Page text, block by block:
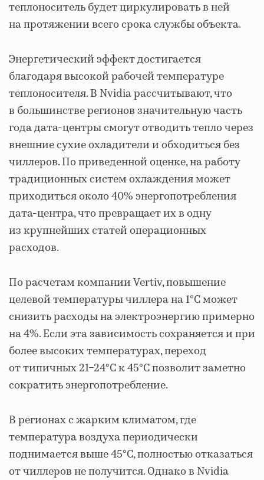
теплоноситель будет циркулировать в ней
на протяжении всего срока службы объекта.
Энергетический эффект достигается
благодаря высокой рабочей температуре
теплоносителя. В Nvidia рассчитывают, что
в большинстве регионов значительную часть
года дата-центры смогут отводить тепло через
внешние сухие охладители и обходиться без
чиллеров. По приведенной оценке, на работу
традиционных систем охлаждения может
приходиться около 40% энергопотребления
дата-центра, что превращает их в одну
из крупнейших статей операционных
расходов.
По расчетам компании Vertiv, повышение
целевой температуры чиллера на 1°C может
снизить расходы на электроэнергию примерно
на 4%. Если эта зависимость сохраняется и при
более высоких температурах, переход
от типичных 21−24°C к 45°C позволит заметно
сократить энергопотребление.
В регионах с жарким климатом, где
температура воздуха периодически
поднимается выше 45°C, полностью отказаться
от чиллеров не получится. Однако в Nvidia